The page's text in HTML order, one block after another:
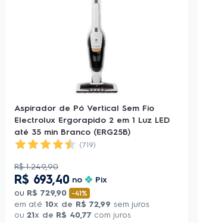
Aspirador de Pó Vertical Sem Fio
Electrolux Ergorapido 2 em 1 Luz LED
até 35 min Branco (ERG25B)
(719)
R$ 1.249,90
R$ 693,40 no
Pix
ou R$ 729,90 -41%
em até 10x de R$ 72,99 sem juros
ou 21x de R$ 40,77com juros